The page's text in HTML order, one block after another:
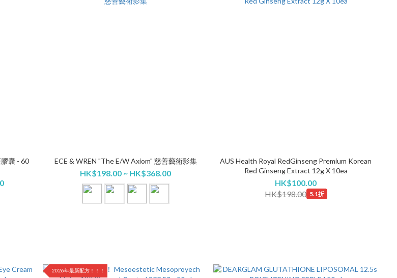
囊 - 60
ECE & WREN "The E/W Axiom" 慈善藝術影集
HK$198.00 ~ HK$368.00
AUS Health Royal RedGinseng Premium Korean
Red Ginseng Extract 12g X 10ea
HK$100.00
HK$198.00 5.1折
2026年最新配方！！！